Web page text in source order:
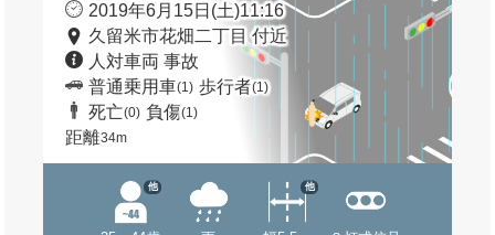
2019年6月15日(土)11:16
久留米市花畑二丁目 付近
人対車両 事故
普通乗用車(1) 歩行者(1)
死亡(0) 負傷(1)
距離34m
他 他